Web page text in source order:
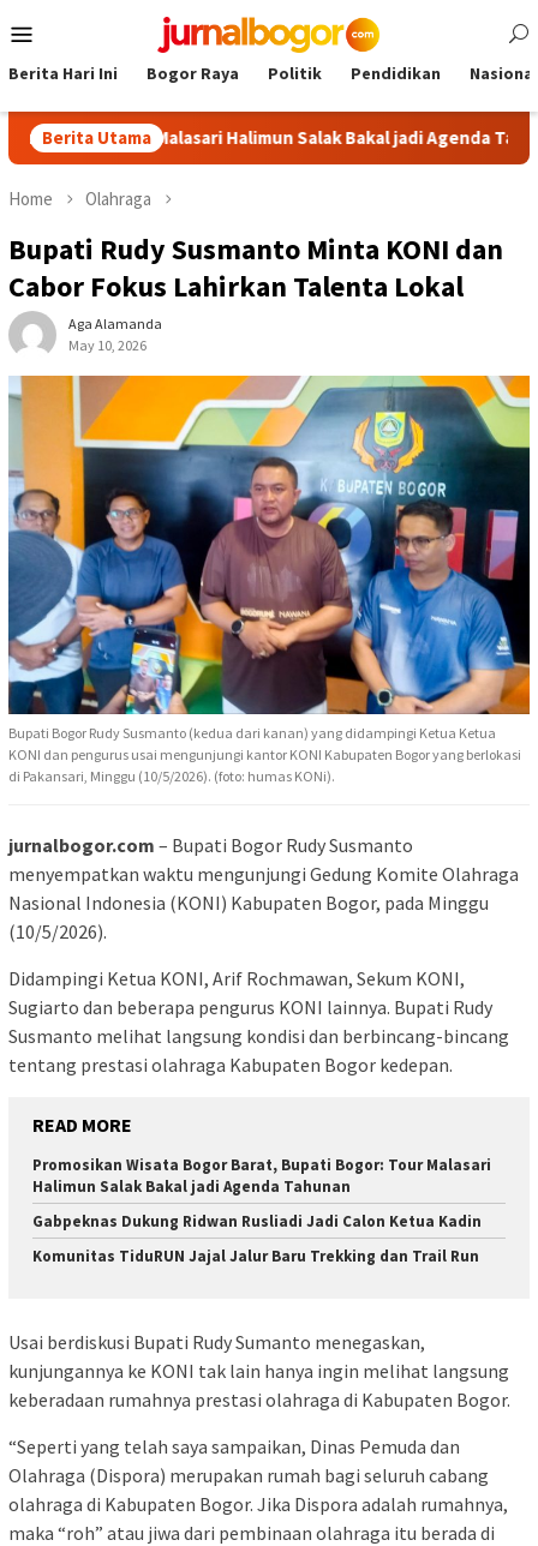
to
Menu
Berita Hari Ini Bogor Raya Politik Pendidikan Nasional
Berita Utama
Malasari Halimun Salak Bakal jadi Agenda Tahunan
Home Olahraga
Bupati Rudy Susmanto Minta KONI dan
Cabor Fokus Lahirkan Talenta Lokal
Aga Alamanda
May 10, 2026
Bupati Bogor Rudy Susmanto (kedua dari kanan) yang didampingi Ketua Ketua
KONI dan pengurus usai mengunjungi kantor KONI Kabupaten Bogor yang berlokasi
di Pakansari, Minggu (10/5/2026). (foto: humas KONi).
jurnalbogor.com – Bupati Bogor Rudy Susmanto
menyempatkan waktu mengunjungi Gedung Komite Olahraga
Nasional Indonesia (KONI) Kabupaten Bogor, pada Minggu
(10/5/2026).
Didampingi Ketua KONI, Arif Rochmawan, Sekum KONI,
Sugiarto dan beberapa pengurus KONI lainnya. Bupati Rudy
Susmanto melihat langsung kondisi dan berbincang-bincang
tentang prestasi olahraga Kabupaten Bogor kedepan.
READ MORE
Promosikan Wisata Bogor Barat, Bupati Bogor: Tour Malasari
Halimun Salak Bakal jadi Agenda Tahunan
Gabpeknas Dukung Ridwan Rusliadi Jadi Calon Ketua Kadin
Komunitas TiduRUN Jajal Jalur Baru Trekking dan Trail Run
Usai berdiskusi Bupati Rudy Sumanto menegaskan,
kunjungannya ke KONI tak lain hanya ingin melihat langsung
keberadaan rumahnya prestasi olahraga di Kabupaten Bogor.
“Seperti yang telah saya sampaikan, Dinas Pemuda dan
Olahraga (Dispora) merupakan rumah bagi seluruh cabang
olahraga di Kabupaten Bogor. Jika Dispora adalah rumahnya,
maka “roh” atau jiwa dari pembinaan olahraga itu berada di